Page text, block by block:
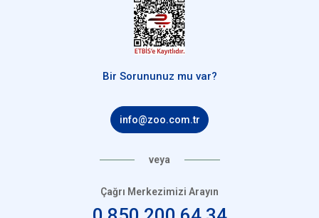
Bir Sorununuz mu var?
info@zoo.com.tr
veya
Çağrı Merkezimizi Arayın